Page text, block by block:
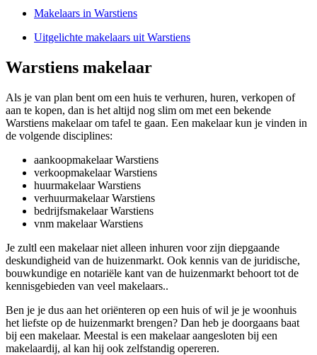
Makelaars in Warstiens
Uitgelichte makelaars uit Warstiens
Warstiens makelaar
Als je van plan bent om een huis te verhuren, huren, verkopen of
aan te kopen, dan is het altijd nog slim om met een bekende
Warstiens makelaar om tafel te gaan. Een makelaar kun je vinden in
de volgende disciplines:
aankoopmakelaar Warstiens
verkoopmakelaar Warstiens
huurmakelaar Warstiens
verhuurmakelaar Warstiens
bedrijfsmakelaar Warstiens
vnm makelaar Warstiens
Je zultl een makelaar niet alleen inhuren voor zijn diepgaande
deskundigheid van de huizenmarkt. Ook kennis van de juridische,
bouwkundige en notariële kant van de huizenmarkt behoort tot de
kennisgebieden van veel makelaars..
Ben je je dus aan het oriënteren op een huis of wil je je woonhuis
het liefste op de huizenmarkt brengen? Dan heb je doorgaans baat
bij een makelaar. Meestal is een makelaar aangesloten bij een
makelaardij, al kan hij ook zelfstandig opereren.